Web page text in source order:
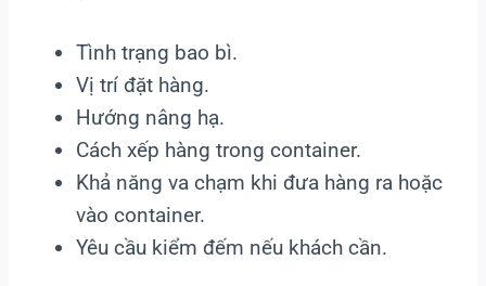
Tình trạng bao bì.
Vị trí đặt hàng.
Hướng nâng hạ.
Cách xếp hàng trong container.
Khả năng va chạm khi đưa hàng ra hoặc
vào container.
Yêu cầu kiểm đếm nếu khách cần.